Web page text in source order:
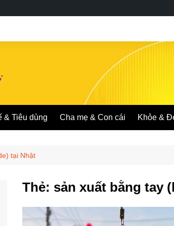
& Tiêu dùng Cha mẹ & Con cái Khỏe &
tại Nhật
Thẻ: sản xuất bằng tay